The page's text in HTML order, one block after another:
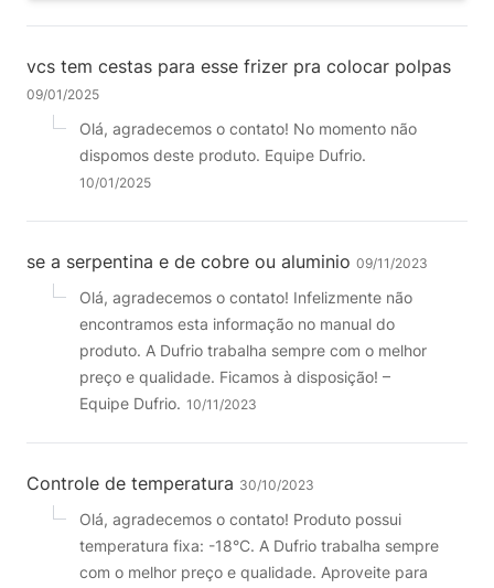
vcs tem cestas para esse frizer pra colocar polpas
09/01/2025
Olá, agradecemos o contato! No momento não
dispomos deste produto. Equipe Dufrio.
10/01/2025
se a serpentina e de cobre ou aluminio 09/11/2023
Olá, agradecemos o contato! Infelizmente não
encontramos esta informação no manual do
produto. A Dufrio trabalha sempre com o melhor
preço e qualidade. Ficamos à disposição! –
Equipe Dufrio. 10/11/2023
Controle de temperatura 30/10/2023
Olá, agradecemos o contato! Produto possui
temperatura fixa: -18°C. A Dufrio trabalha sempre
com o melhor preço e qualidade. Aproveite para